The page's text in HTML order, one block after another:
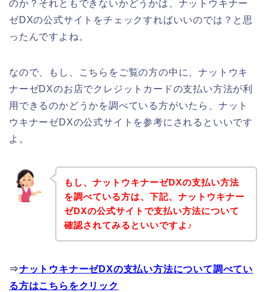
のか？それともできないかどうかは、ナットウキナー
ゼDXの公式サイトをチェックすればいいのでは？と思
ったんですよね。
なので、もし、こちらをご覧の方の中に、ナットウキ
ナーゼDXのお店でクレジットカードの支払い方法が利
用できるのかどうかを調べている方がいたら、ナット
ウキナーゼDXの公式サイトを参考にされるといいです
よ。
もし、ナットウキナーゼDXの支払い方法
を調べている方は、下記、ナットウキナー
ゼDXの公式サイトで支払い方法について
確認されてみるといいですよ♪
⇒ナットウキナーゼDXの支払い方法について調べてい
る方はこちらをクリック